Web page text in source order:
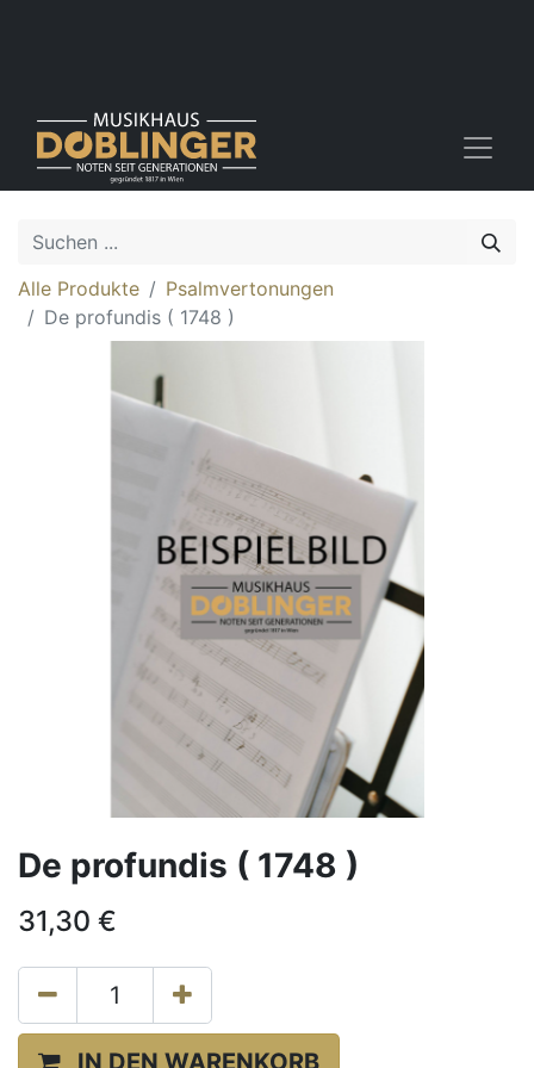
Alle Produkte
Psalmvertonungen
De profundis ( 1748 )
De profundis ( 1748 )
31,30 €
IN DEN WARENKORB